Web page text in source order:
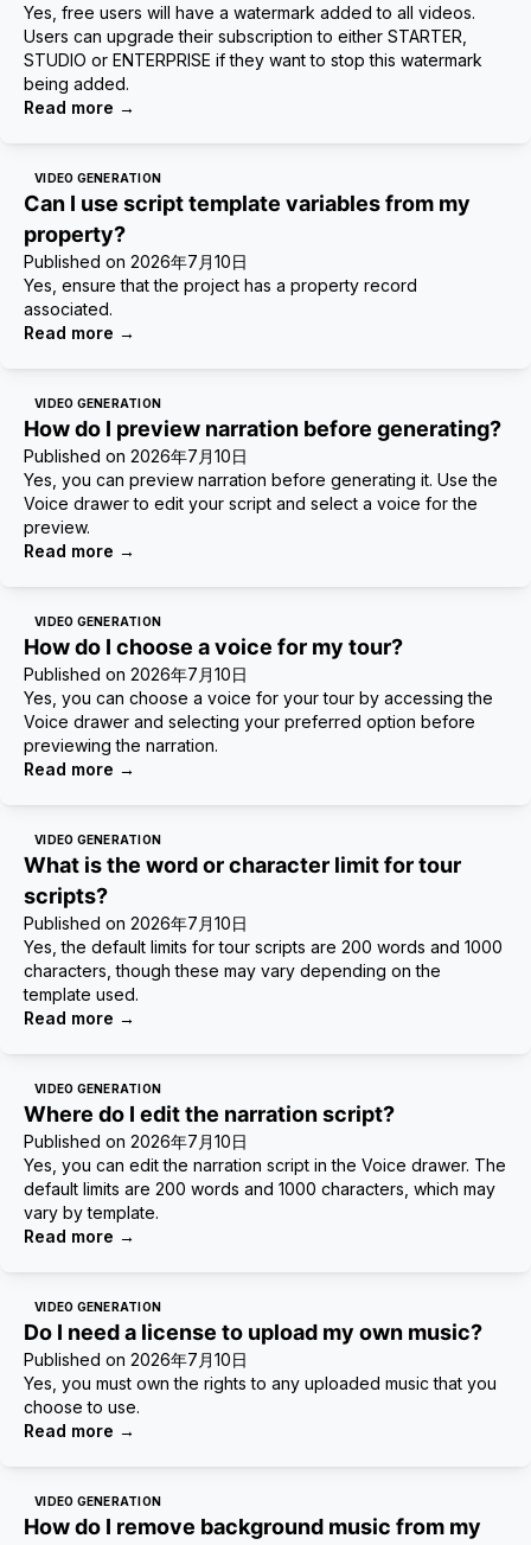
Yes, free users will have a watermark added to all videos.
Users can upgrade their subscription to either STARTER,
STUDIO or ENTERPRISE if they want to stop this watermark
being added.
Read more →
VIDEO GENERATION
Can I use script template variables from my
property?
Published on 2026年7月10日
Yes, ensure that the project has a property record
associated.
Read more →
VIDEO GENERATION
How do I preview narration before generating?
Published on 2026年7月10日
Yes, you can preview narration before generating it. Use the
Voice drawer to edit your script and select a voice for the
preview.
Read more →
VIDEO GENERATION
How do I choose a voice for my tour?
Published on 2026年7月10日
Yes, you can choose a voice for your tour by accessing the
Voice drawer and selecting your preferred option before
previewing the narration.
Read more →
VIDEO GENERATION
What is the word or character limit for tour
scripts?
Published on 2026年7月10日
Yes, the default limits for tour scripts are 200 words and 1000
characters, though these may vary depending on the
template used.
Read more →
VIDEO GENERATION
Where do I edit the narration script?
Published on 2026年7月10日
Yes, you can edit the narration script in the Voice drawer. The
default limits are 200 words and 1000 characters, which may
vary by template.
Read more →
VIDEO GENERATION
Do I need a license to upload my own music?
Published on 2026年7月10日
Yes, you must own the rights to any uploaded music that you
choose to use.
Read more →
VIDEO GENERATION
How do I remove background music from my